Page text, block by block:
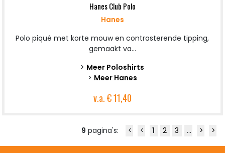
Hanes Club Polo
Hanes
Polo piqué met korte mouw en contrasterende tipping,
gemaakt va...
> Meer Poloshirts
> Meer Hanes
v.a.€ 11,40
9 pagina's: < < 1 2 3 ... > >